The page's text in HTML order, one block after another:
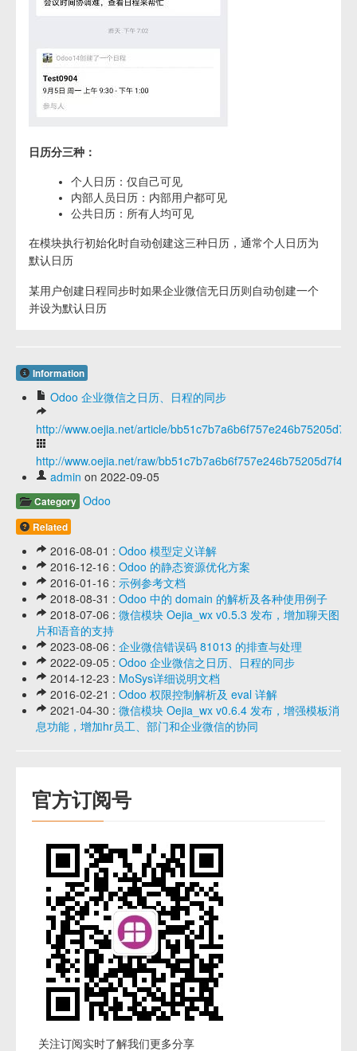
日历分三种：
个人日历：仅自己可见
内部人员日历：内部用户都可见
公共日历：所有人均可见
在模块执行初始化时自动创建这三种日历，通常个人日历为
默认日历
某用户创建日程同步时如果企业微信无日历则自动创建一个
并设为默认日历
Information
Odoo 企业微信之日历、日程的同步
http://www.oejia.net/article/
http://www.oejia.net/raw/bb51c7b7a6b6f757e246b75205d7f459
admin on 2022-09-05
Category Odoo
Related
2016-08-01 : Odoo 模型定义详解
2016-12-16 : Odoo 的静态资源优化方案
2016-01-16 : 示例参考文档
2018-08-31 : Odoo 中的 domain 的解析及各种使用例子
2018-07-06 : 微信模块 Oejia_wx v0.5.3 发布，增加聊天图
片和语音的支持
2023-08-06 : 企业微信错误码 81013 的排查与处理
2022-09-05 : Odoo 企业微信之日历、日程的同步
2014-12-23 : MoSys详细说明文档
2016-02-21 : Odoo 权限控制解析及 eval 详解
2021-04-30 : 微信模块 Oejia_wx v0.6.4 发布，增强模板消
息功能，增加hr员工、部门和企业微信的协同
官方订阅号
关注订阅实时了解我们更多分享